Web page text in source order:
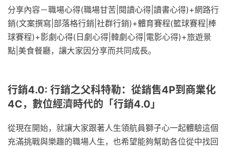
分享內容－職場心得(職場甘苦|閱讀心得|讀書心得)+網路行
銷(文案撰寫|部落格行銷|社群行銷)+體育賽程(籃球賽程|棒
球賽程)+影劇心得(日劇心得|韓劇心得|電影心得)+旅遊景
點|美食餐廳，讓大家因分享而共同成長。
行銷4.0: 行銷之父科特勒：從銷售4P到商業化
4C，數位經濟時代的「行銷4.0」
從現在開始，就讓大家跟著人生領航員獅子心一起體驗這個
充滿挑戰與樂趣的職場人生，也希望能夠幫助各位從中找回